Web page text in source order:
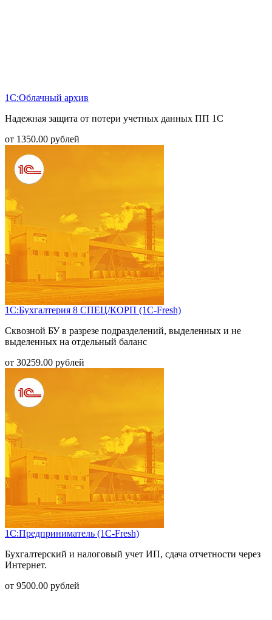
1С:Облачный архив
Надежная защита от потери учетных данных ПП 1С
от 1350.00 рублей
1С:Бухгалтерия 8 СПЕЦ/КОРП (1С-Fresh)
Сквозной БУ в разрезе подразделений, выделенных и не
выделенных на отдельный баланс
от 30259.00 рублей
1С:Предприниматель (1С-Fresh)
Бухгалтерский и налоговый учет ИП, сдача отчетности через
Интернет.
от 9500.00 рублей